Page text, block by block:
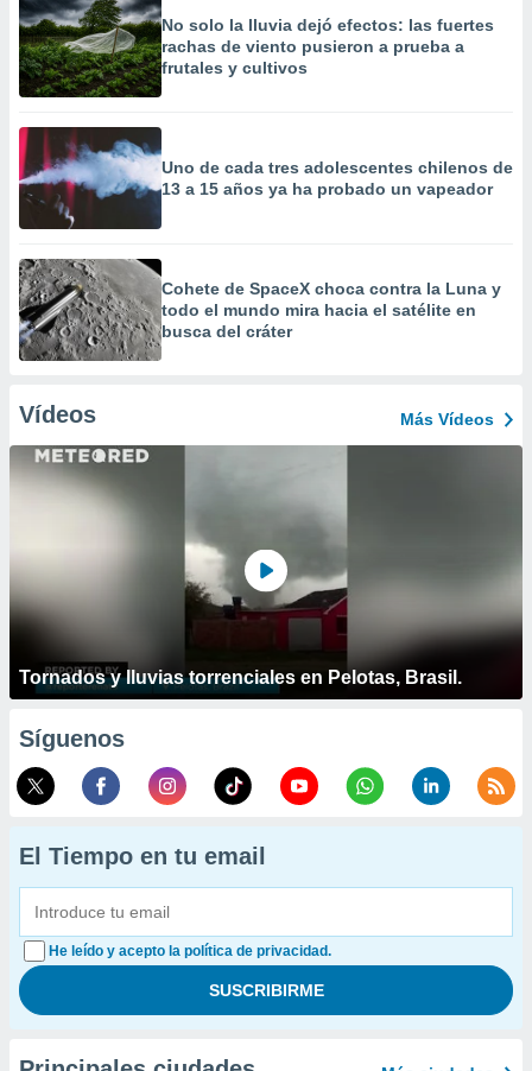
No solo la lluvia dejó efectos: las fuertes
rachas de viento pusieron a prueba a
frutales y cultivos
Uno de cada tres adolescentes chilenos de
13 a 15 años ya ha probado un vapeador
Cohete de SpaceX choca contra la Luna y
todo el mundo mira hacia el satélite en
busca del cráter
Vídeos Más Vídeos
Tornados y lluvias torrenciales en Pelotas, Brasil.
Síguenos
El Tiempo en tu email
He leído y acepto la política de privacidad.